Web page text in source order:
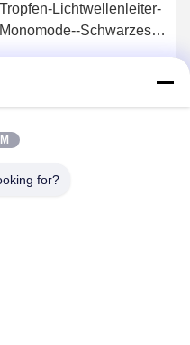
Tropfen-Lichtwellenleiter-
Monomode--Schwarzes
for?